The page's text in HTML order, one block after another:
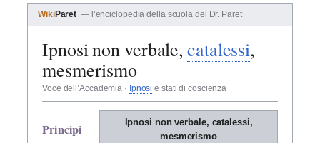
WikiParet — l’enciclopedia della scuola del Dr. Paret
Ipnosi non verbale, catalessi,
mesmerismo
Voce dell’Accademia · Ipnosi e stati di coscienza
Ipnosi non verbale, catalessi,
mesmerismo
Principi